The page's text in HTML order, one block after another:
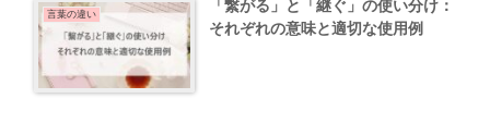
言葉の違い
「繋がる」と「継ぐ」の使い分け：
それぞれの意味と適切な使用例